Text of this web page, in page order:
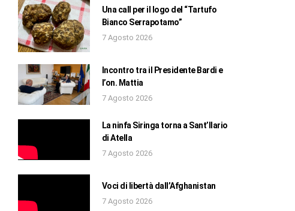
Una call per il logo del “Tartufo
Bianco Serrapotamo”
7 Agosto 2026
Incontro tra il Presidente Bardi e
l’on. Mattia
7 Agosto 2026
La ninfa Siringa torna a Sant’Ilario
di Atella
7 Agosto 2026
Voci di libertà dall’Afghanistan
7 Agosto 2026